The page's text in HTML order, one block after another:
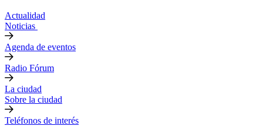
Actualidad
Noticias
Agenda de eventos
Radio Fórum
La ciudad
Sobre la ciudad
Teléfonos de interés